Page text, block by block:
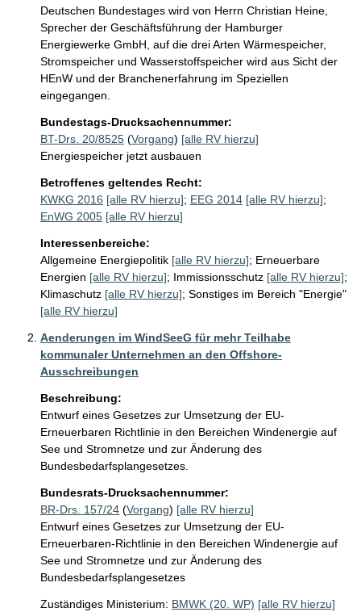
Deutschen Bundestages wird von Herrn Christian Heine,
Sprecher der Geschäftsführung der Hamburger
Energiewerke GmbH, auf die drei Arten Wärmespeicher,
Stromspeicher und Wasserstoffspeicher wird aus Sicht der
HEnW und der Branchenerfahrung im Speziellen
eingegangen.
Bundestags-Drucksachennummer:
BT-Drs. 20/8525 (Vorgang) [alle RV hierzu]
Energiespeicher jetzt ausbauen
Betroffenes geltendes Recht:
KWKG 2016 [alle RV hierzu]; EEG 2014 [alle RV hierzu];
EnWG 2005 [alle RV hierzu]
Interessenbereiche:
Allgemeine Energiepolitik [alle RV hierzu]; Erneuerbare
Energien [alle RV hierzu]; Immissionsschutz [alle RV hierzu];
Klimaschutz [alle RV hierzu]; Sonstiges im Bereich "Energie"
[alle RV hierzu]
Aenderungen im WindSeeG für mehr Teilhabe
kommunaler Unternehmen an den Offshore-
Ausschreibungen
Beschreibung:
Entwurf eines Gesetzes zur Umsetzung der EU-
Erneuerbaren Richtlinie in den Bereichen Windenergie auf
See und Stromnetze und zur Änderung des
Bundesbedarfsplangesetzes.
Bundesrats-Drucksachennummer:
BR-Drs. 157/24 (Vorgang) [alle RV hierzu]
Entwurf eines Gesetzes zur Umsetzung der EU-
Erneuerbaren-Richtlinie in den Bereichen Windenergie auf
See und Stromnetze und zur Änderung des
Bundesbedarfsplangesetzes
Zuständiges Ministerium: BMWK (20. WP) [alle RV hierzu]